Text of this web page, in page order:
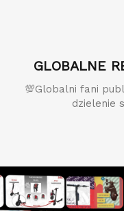
GLOBALNE
💯Globalni fani
dzielenie